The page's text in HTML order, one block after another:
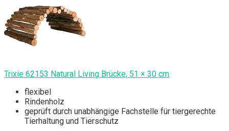
Trixie 62153 Natural Living Brücke, 51 × 30 cm
flexibel
Rindenholz
geprüft durch unabhängige Fachstelle für tiergerechte
Tierhaltung und Tierschutz